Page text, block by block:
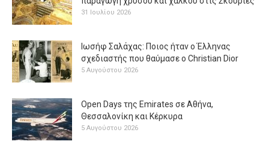
31 Ιουλίου 2026
Ιωσήφ Σαλάχας: Ποιος ήταν ο Έλληνας
σχεδιαστής που θαύμασε ο Christian Dior
5 Αυγούστου 2026
Open Days της Emirates σε Αθήνα,
Θεσσαλονίκη και Κέρκυρα
5 Αυγούστου 2026